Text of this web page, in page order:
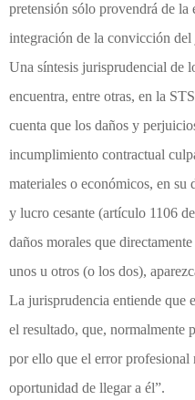
pretensión sólo provendrá de
integración de la convicción del
Una síntesis jurisprudencial de
encuentra, entre otras, en la
cuenta que los daños y
incumplimiento contractual
materiales o económicos, en su
y lucro cesante (artículo 1106
daños morales que
unos u otros (o los dos),
La jurisprudencia entiende que
el resultado, que, normalmente
por ello que el error profesional
oportunidad de llegar a él”.